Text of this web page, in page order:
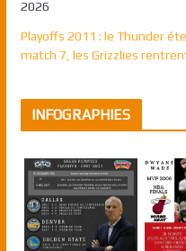
2026
Playoffs 2011 : le Thunder
match 7, les Grizzlies
INFOGRAPHIES